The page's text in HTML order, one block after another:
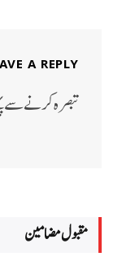
A REPLY
تبصرہ کرنے سے
مقبول مضامين